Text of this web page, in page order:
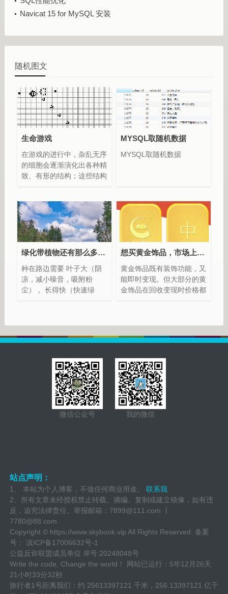
Navicat 15 for MySQL 安装
随机图文
生命游戏
在游戏的进行中，杂乱无序
的细胞会逐渐演化出各种精
致、有形的结构；这些结构
形状已经锁定，不会逐代变
化。有时，一些已经成形的
结构会因为一些无序细胞
的“入侵”而被破坏。但是形
状和秩序经常能从杂乱中产
MYSQL取随机数据
MYSQL取随机数据
绿化带植物还有那么多讲究？
种在路边需要 叶子大（阴
凉，减小噪音，吸附粉
尘）， 长得快（快速绿
一个品种，得交叉种植（不
桉树之类的（有毒，对人不
好，对鸟不好）
想买黄金饰品，市场上不同品牌价格差别大，怎么选择更加保值的金饰？
黄金饰品既有装饰功能，又
能即时变现。但大部分的黄
金饰品在回收变现时价格都
微信公众号 我的微信
站点声明：
1、 本站为个人博客，不做任何商业用途。
联系我
2、所有文章未经授权禁止转载、摘编、复制或建立镜像，如有违
反，追究法律责任。举报邮箱： 7899@111.com 丨
7780@88.com
Copyright © https://www.skybook.vip All Rights Reserved. 备案
号：
滇ICP备17006632号-1
公益反诈联盟成员单位 岸号:20248048号
Write the code, Change the world！ 网站已运行： 5年12月26天
21小时33分33秒
旅行者1号距离我们：约 25613397138 千米，256.13397138 亿千